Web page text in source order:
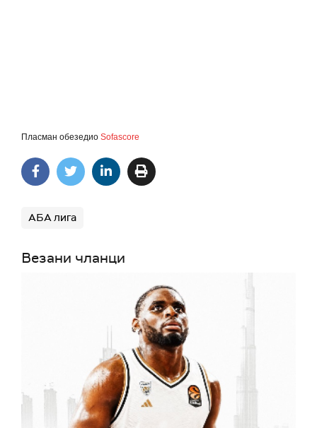
Пласман обезедио Sofascore
АБА лига
Везани чланци